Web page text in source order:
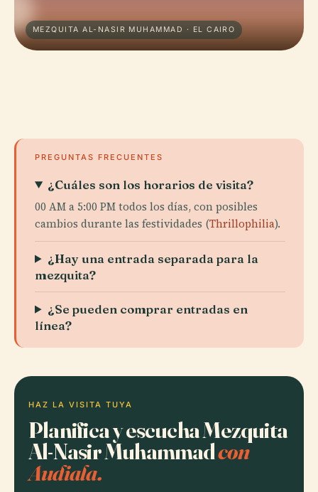
MEZQUITA AL-NASIR MUHAMMAD · EL CAIRO
PREGUNTAS FRECUENTES
¿Cuáles son los horarios de visita?
00 AM a 5:00 PM todos los días, con posibles
cambios durante las festividades (Thrillophilia).
¿Hay una entrada separada para la
mezquita?
¿Se pueden comprar entradas en
línea?
HAZ LA VISITA TUYA
Planifica y escucha Mezquita
Al-Nasir Muhammadcon
Audiala.